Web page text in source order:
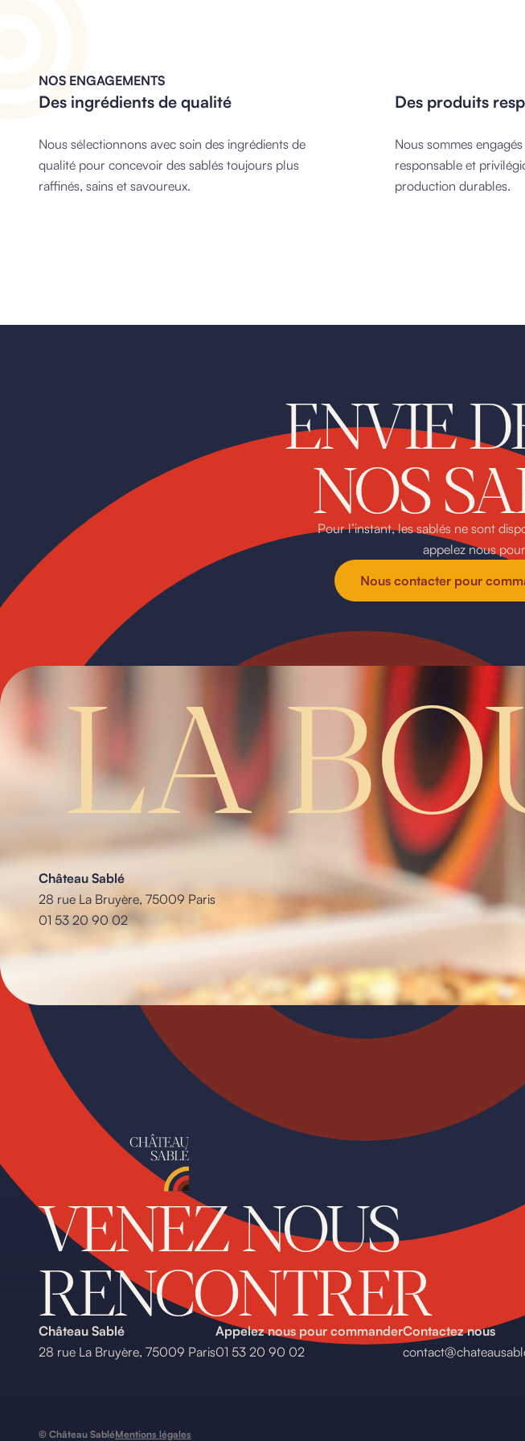
NOS ENGAGEMENTS
Des ingrédients de qualité
Nous sélectionnons avec soin des ingrédients de
qualité pour concevoir des sablés toujours plus
raffinés, sains et savoureux.
Des produits
Nous sommes
responsable et
production durables.
ENVIE
NOS
Pour l’instant, les sablés ne sont
appelez nous
Nous contacter pour
LA
Château Sablé
28 rue La Bruyère, 75009 Paris
01 53 20 90 02
VENEZ NOUS
RENCONTRER
Château Sablé
28 rue La Bruyère, 75009 Paris
Appelez nous pour commander
01 53 20 90 02
Contactez nous
© Château SabléMentions légales